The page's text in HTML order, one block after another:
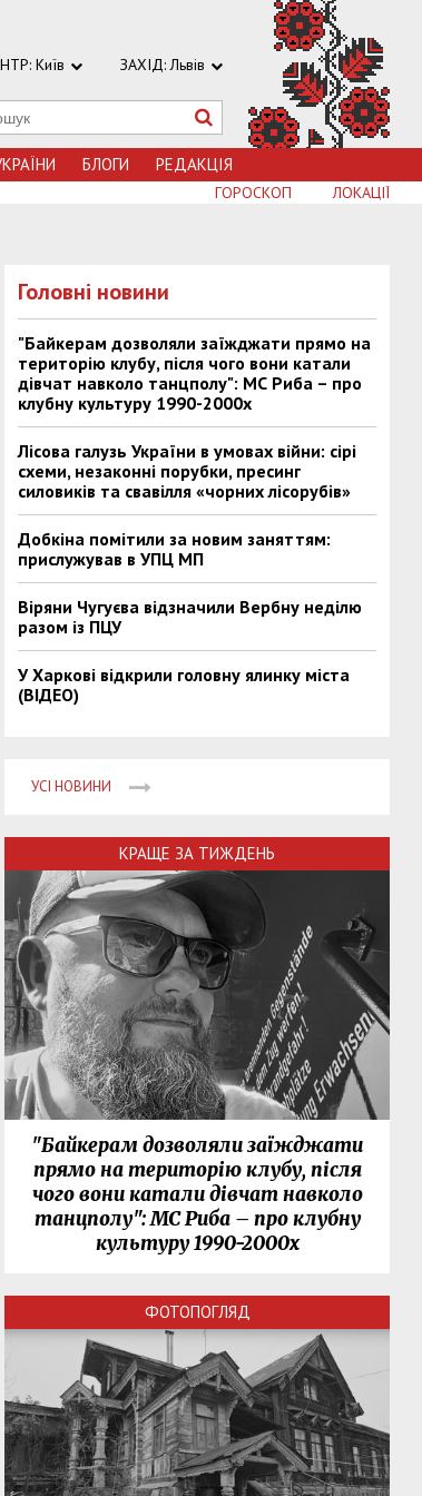
Київ ЗАХІД: Львів
БЛОГИ РЕДАКЦІЯ
ЛОКАЦІЇ
ГОРОСКОП
Головні новини
"Байкерам дозволяли заїжджати прямо на
територію клубу, після чого вони катали
дівчат навколо танцполу": МС Риба – про
клубну культуру 1990-2000х
Лісова галузь України в умовах війни: сірі
схеми, незаконні порубки, пресинг
силовиків та свавілля «чорних лісорубів»
Добкіна помітили за новим заняттям:
прислужував в УПЦ МП
Віряни Чугуєва відзначили Вербну неділю
разом із ПЦУ
У Харкові відкрили головну ялинку міста
(ВІДЕО)
УСІ НОВИНИ
КРАЩЕ ЗА ТИЖДЕНЬ
"Байкерам дозволяли заїжджати
прямо на територію клубу, після
чого вони катали дівчат навколо
танцполу": МС Риба – про клубну
культуру 1990-2000х
ФОТОПОГЛЯД